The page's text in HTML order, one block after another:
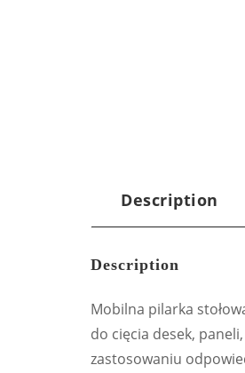
Description
Description
Mobilna pilarka
do cięcia desek,
zastosowaniu